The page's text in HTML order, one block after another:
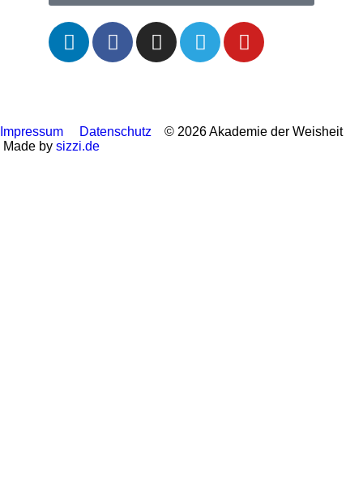
Impressum Datenschutz © 2026 Akademie der Weisheit
Made by sizzi.de